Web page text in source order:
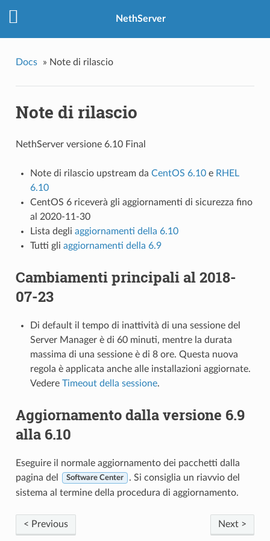
NethServer
Docs » Note di rilascio
Note di rilascio
NethServer versione 6.10 Final
Note di rilascio upstream da CentOS 6.10e RHEL
6.10
CentOS 6 riceverà gli aggiornamenti di sicurezza fino
al 2020-11-30
Lista degli aggiornamenti della 6.10
Tutti gli aggiornamenti della 6.9
Cambiamenti principali al 2018-
07-23
Di default il tempo di inattività di una sessione del
Server Manager è di 60 minuti, mentre la durata
massima di una sessione è di 8 ore. Questa nuova
regola è applicata anche alle installazioni aggiornate.
Vedere Timeout della sessione.
Aggiornamento dalla versione 6.9
alla 6.10
Eseguire il normale aggiornamento dei pacchetti dalla
pagina del
Software Center
. Si consiglia un riavvio del
sistema al termine della procedura di aggiornamento.
Next >
< Previous